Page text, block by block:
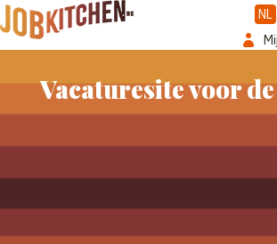
NL
Vacaturesite voor